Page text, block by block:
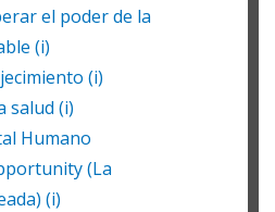
el poder de la
(i)
(i)
salud (i)
Humano
(La
(i)